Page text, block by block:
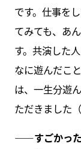
です。仕事を
てみても、あ
す。共演した
なに遊んだこ
は、一生分遊
ただきました（
――すごかった